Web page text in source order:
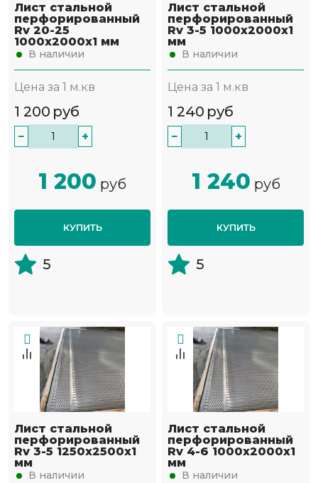
Лист стальной
перфорированный
Rv 20-25
1000х2000х1 мм
В наличии
Цена за 1 м.кв
1 200 руб
− +
1 200 руб
КУПИТЬ
5
Лист стальной
перфорированный
Rv 3-5 1000х2000х1
мм
В наличии
Цена за 1 м.кв
1 240 руб
− +
1 240 руб
КУПИТЬ
5
Лист стальной
перфорированный
Rv 3-5 1250х2500х1
мм
В наличии
Лист стальной
перфорированный
Rv 4-6 1000х2000х1
мм
В наличии